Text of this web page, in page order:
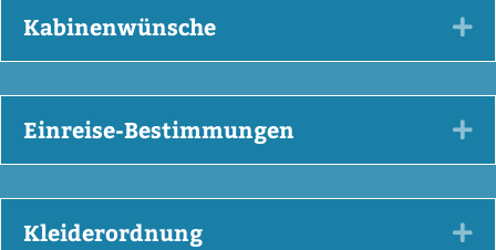
Kabinenwünsche
Einreise-Bestimmungen
Kleiderordnung